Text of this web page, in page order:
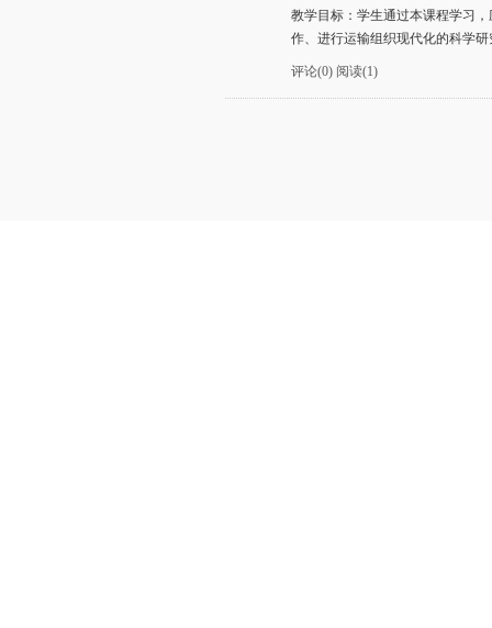
教学目标：学生通过本课程学习
作、进行运输组织现代化的科学
评论(0) 阅读(1)